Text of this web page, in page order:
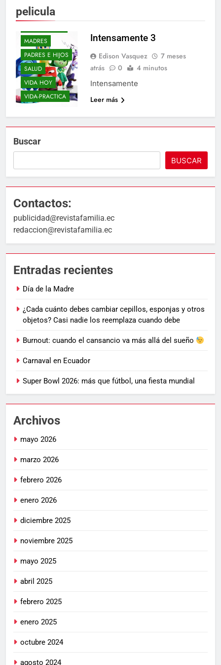
pelicula
BEBES
BLOGS
MADRES
PADRES E HIJOS
SALUD
VIDA HOY
VIDA-PRACTICA
Intensamente 3
Edison Vasquez
7 meses
atrás
0 4 minutos
Intensamente
Leer más
Buscar
BUSCAR
Contactos:
publicidad@revistafamilia.ec
redaccion@revistafamilia.ec
Entradas recientes
Día de la Madre
¿Cada cuánto debes cambiar cepillos, esponjas y otros
objetos? Casi nadie los reemplaza cuando debe
Burnout: cuando el cansancio va más allá del sueño
Carnaval en Ecuador
Super Bowl 2026: más que fútbol, una fiesta mundial
Archivos
mayo 2026
marzo 2026
febrero 2026
enero 2026
diciembre 2025
noviembre 2025
mayo 2025
abril 2025
febrero 2025
enero 2025
octubre 2024
agosto 2024